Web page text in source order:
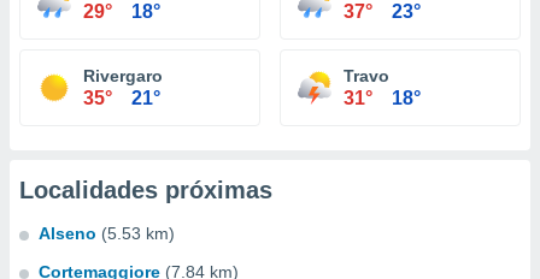
29° 18° 37° 23°
Rivergaro
35° 21°
Travo
31° 18°
Localidades próximas
Alseno (5.53 km)
Cortemaggiore (7.84 km)